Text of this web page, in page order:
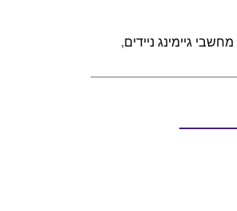
מחשבי גיימינג ניידים,